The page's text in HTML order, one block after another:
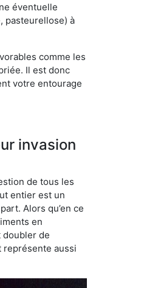
éventuelle
pasteurellose) à
comme les
Il est donc
votre entourage
invasion
de tous les
entier est un
Alors qu’en ce
en
doubler de
représente aussi